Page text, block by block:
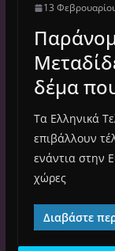
13
δέμα
Τα Ελληνικά
επιβάλλουν
ενάντια στην
χώρες
Διαβάστε